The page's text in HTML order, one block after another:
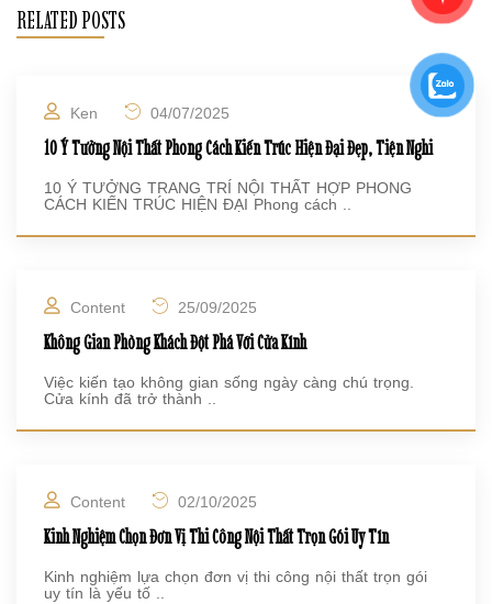
RELATED POSTS
Ken 04/07/2025
10 Ý Tưởng Nội Thất Phong Cách Kiến Trúc Hiện Đại Đẹp, Tiện Nghi
10 Ý TƯỞNG TRANG TRÍ NỘI THẤT HỢP PHONG
CÁCH KIẾN TRÚC HIỆN ĐẠI Phong cách ..
Content 25/09/2025
Không Gian Phòng Khách Đột Phá Với Cửa Kính
Việc kiến tạo không gian sống ngày càng chú trọng.
Cửa kính đã trở thành ..
Content 02/10/2025
Kinh Nghiệm Chọn Đơn Vị Thi Công Nội Thất Trọn Gói Uy Tín
Kinh nghiệm lựa chọn đơn vị thi công nội thất trọn gói
uy tín là yếu tố ..